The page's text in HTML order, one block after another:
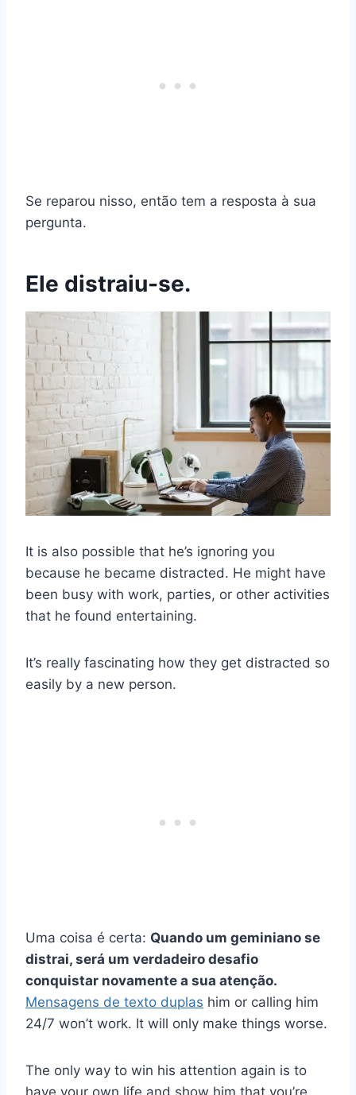
Se reparou nisso, então tem a resposta à sua
pergunta.
Ele distraiu-se.
It is also possible that he’s ignoring you
because he became distracted. He might have
been busy with work, parties, or other activities
that he found entertaining.
It’s really fascinating how they get distracted so
easily by a new person.
Uma coisa é certa: Quando um geminiano se
distrai, será um verdadeiro desafio
conquistar novamente a sua atenção.
Mensagens de texto duplas him or calling him
24/7 won’t work. It will only make things worse.
The only way to win his attention again is to
have your own life and show him that you’re